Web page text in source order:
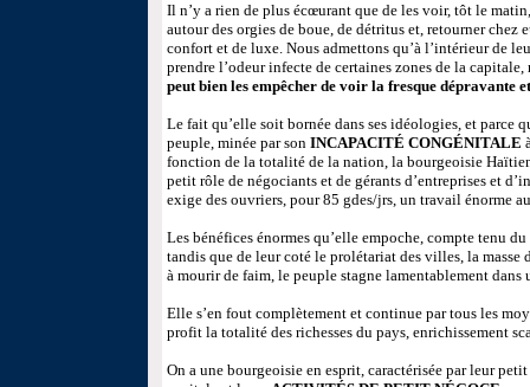
Il n’y a rien de plus écœurant que de les voir, tôt le
autour des orgies de boue, de détritus et, retourner chez
confort et de luxe. Nous admettons qu’à l’intérieur de
prendre l’odeur infecte de certaines zones de la
peut bien les empêcher de voir la fresque dépravante
Le fait qu’elle soit bornée dans ses idéologies, et parce
peuple, minée par son INCAPACITÉ CONGÉNITALE
fonction de la totalité de la nation, la bourgeoisie
petit rôle de négociants et de gérants d’entreprises et
exige des ouvriers, pour 85 gdes/jrs, un travail énorme
Les bénéfices énormes qu’elle empoche, compte tenu
tandis que de leur coté le prolétariat des villes, la masse
à mourir de faim, le peuple stagne lamentablement dans
Elle s’en fout complètement et continue par tous les
profit la totalité des richesses du pays, enrichissement
On a une bourgeoisie en esprit, caractérisée par leur